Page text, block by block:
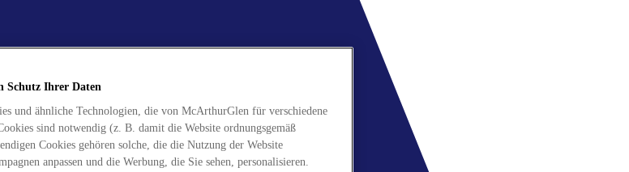
Schutz Ihrer Daten
und ähnliche Technologien, die von McArthurGlen für verschiedene
sind notwendig (z. B. damit die Website ordnungsgemäß
Cookies gehören solche, die die Nutzung der Website
anpassen und die Werbung, die Sie sehen, personalisieren.